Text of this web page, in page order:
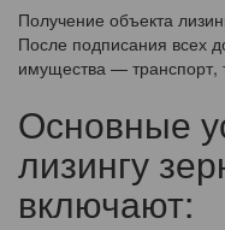
Получение объекта
После подписания всех
имущества — транспорт,
Основные
лизингу
включают: